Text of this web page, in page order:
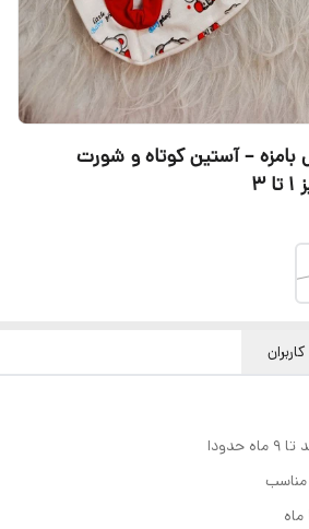
– آستین کوتاه و شورت